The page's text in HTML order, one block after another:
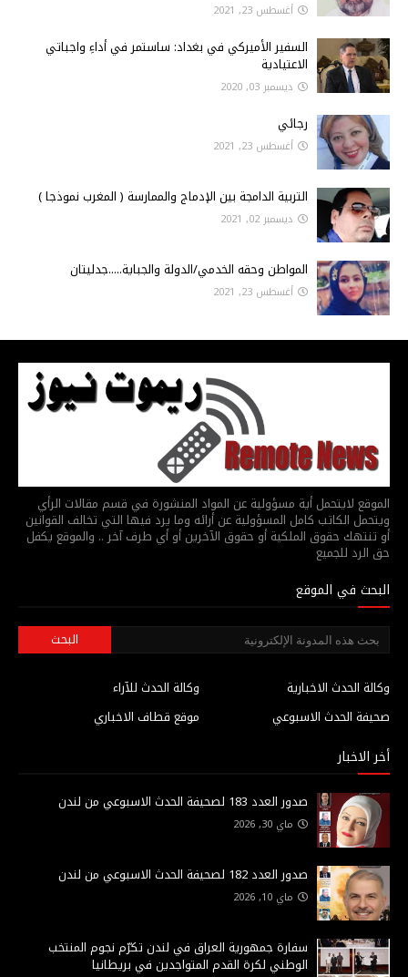
أغسطس 23, 2021
السفير الأميركي في بغداد: ساستمر في أداءِ واجباتي
الاعتيادية
ديسمبر 03, 2020
رجائي
أغسطس 23, 2021
التربية الدامجة بين الإدماج والممارسة ( المغرب نموذجا )
ديسمبر 02, 2021
المواطن وحقه الخدمي/الدولة والجباية.....جدليتان
أغسطس 23, 2021
الموقع لايتحمل أية مسؤولية عن المواد المنشورة في قسم مقالات الرأي
ويتحمل الكاتب كامل المسؤولية عن أرائه وما يرد فيها التي تخالف القوانين
أو تنتهك حقوق الملكية أو حقوق الآخرين أو أي طرف آخر .. والموقع يكفل
حق الرد للجميع
البحث في الموقع
وكالة الحدث للآراء
وكالة الحدث الاخبارية
موقع قطاف الاخباري
صحيفة الحدث الاسبوعي
أخر الاخبار
صدور العدد 183 لصحيفة الحدث الاسبوعي من لندن
ماي 30, 2026
صدور العدد 182 لصحيفة الحدث الاسبوعي من لندن
ماي 10, 2026
سفارة جمهورية العراق في لندن تكرّم نجوم المنتخب
الوطني لكرة القدم المتواجدين في بريطانيا